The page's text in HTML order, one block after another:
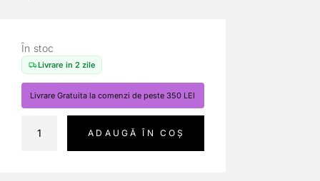
În stoc
Livrare in 2 zile
Livrare Gratuita la comenzi de peste 350 LEI
ADAUGĂ ÎN COȘ